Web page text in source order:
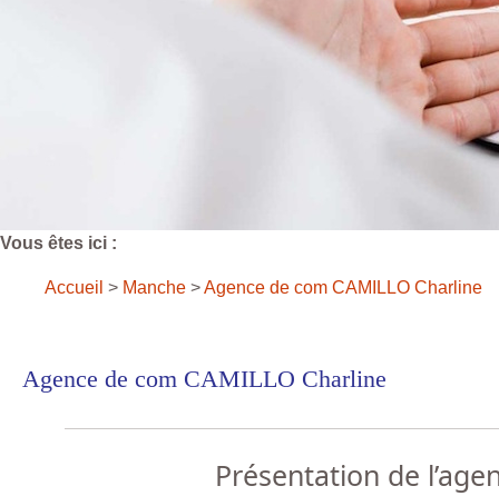
Vous êtes ici :
Accueil > Manche >Agence de com CAMILLO Charline
Agence de com CAMILLO Charline
Présentation de